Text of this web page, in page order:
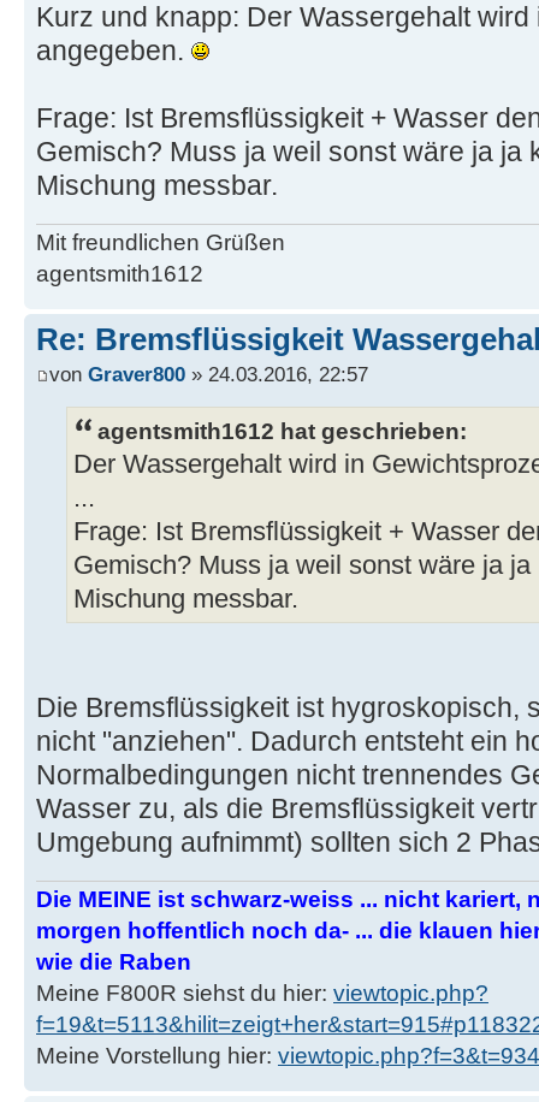
Kurz und knapp: Der Wassergehalt
angegeben.
Frage: Ist Bremsflüssigkeit + Wasser
Gemisch? Muss ja weil sonst wäre ja ja
Mischung messbar.
Mit freundlichen Grüßen
agentsmith1612
Re: Bremsflüssigkeit
von Graver800 » 24.03.2016, 22:57
agentsmith1612 hat geschrieben:
Der Wassergehalt wird in
...
Frage: Ist Bremsflüssigkeit + Wasser
Gemisch? Muss ja weil sonst wäre ja
Mischung messbar.
Die Bremsflüssigkeit ist hygroskopisch,
nicht "anziehen". Dadurch entsteht ein
Normalbedingungen nicht trennendes
Wasser zu, als die Bremsflüssigkeit
Umgebung aufnimmt) sollten sich 2
Die MEINE ist schwarz-weiss ... nicht kariert,
morgen hoffentlich noch da- ... die klauen
wie die Raben
Meine F800R siehst du hier: viewtopic.php?
Meine Vorstellung hier: